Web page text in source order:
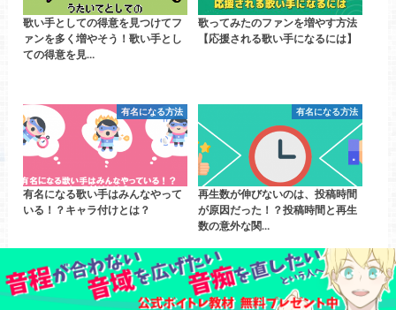
歌い手としての得意を見つけてフ
ァンを多く増やそう！歌い手とし
ての得意を見…
歌ってみたのファンを増やす方法
【応援される歌い手になるには】
有名になる方法
有名になる歌い手はみんなやって
いる！？キャラ付けとは？
有名になる方法
再生数が伸びないのは、投稿時間
が原因だった！？投稿時間と再生
数の意外な関…
有名になる方法 有名になる方法